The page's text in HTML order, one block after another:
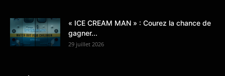
« ICE CREAM MAN » : Courez la chance de
gagner...
29 juillet 2026